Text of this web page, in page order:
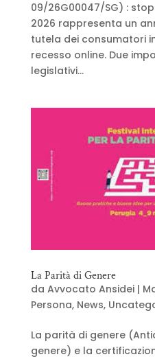
09/26G00047/SG) :
2026 rappresenta un
tutela dei consumatori
recesso online. Due
legislativi...
La Parità di Genere
da Avvocato Ansidei|
Persona, News,
La parità di genere
genere) e la